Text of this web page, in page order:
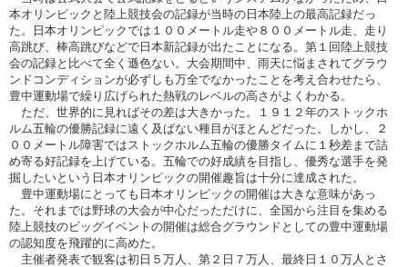
本オリンピックと陸上競技会の記録が当時の日本陸上の最高記録だっ
た。日本オリンピックでは１００メートル走や８００メートル走、走り
高跳び、棒高跳びなどで日本新記録が出たことになる。第１回陸上競技
会の記録と比べて全く遜色ない。大会期間中、雨天に悩まされてグラウ
ンドコンディションが必ずしも万全でなかったことを考え合わせたら、
豊中運動場で繰り広げられた熱戦のレベルの高さがよくわかる。
ただ、世界的に見ればその差は大きかった。１９１２年のストックホ
ルム五輪の優勝記録に遠く及ばない種目がほとんどだった。しかし、２
００メートル障害ではストックホルム五輪の優勝タイムに１秒差まで詰
め寄る好記録を上げている。五輪での好成績を目指し、優秀な選手を発
掘したいという日本オリンピックの開催趣旨は十分に達成された。
豊中運動場にとっても日本オリンピックの開催は大きな意味があっ
た。それまでは野球の大会が中心だっただけに、全国から注目を集める
陸上競技のビッグイベントの開催は総合グラウンドとしての豊中運動場
の認知度を飛躍的に高めた。
主催者発表で観客は初日５万人、第２日７万人、最終日１０万人とさ